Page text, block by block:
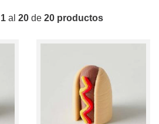
1 al 20 de 20 productos